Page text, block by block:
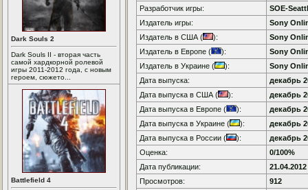
Dark Souls 2
Dark Souls II - вторая часть
самой хардкорной ролевой
игры 2011-2012 года, с новым
героем, сюжето...
Battlefield 4
Разработчик игры:
SOE-
Издатель игры:
Sony
Издатель в США (
):
Sony
Издатель в Европе (
):
Sony
Издатель в Украине (
):
Sony
Дата выпуска:
декабрь
Дата выпуска в США (
):
декабрь
Дата выпуска в Европе (
):
декабрь
Дата выпуска в Украине (
):
декабрь
Дата выпуска в России (
):
декабрь
Оценка:
0/100%
Дата публикации:
21.04.2012
Просмотров:
912